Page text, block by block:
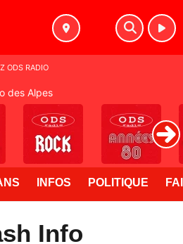
INFOS POLITIQUE
Info
ODS RADIO
des Alpes